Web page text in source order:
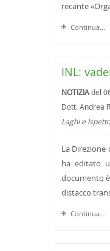
recante
Continua...
INL:
NOTIZIAdel
Dott. Andrea
Laghi e
La Direzione
ha editato
documento
distacco
Continua...